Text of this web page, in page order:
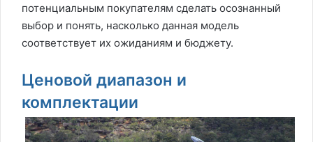
потенциальным покупателям сделать осознанный
выбор и понять, насколько данная модель
соответствует их ожиданиям и бюджету.
Ценовой диапазон и
комплектации